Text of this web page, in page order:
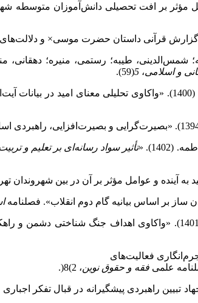
طیبه؛ رستمی، منیره؛ دهقانی، منیره.
و اسلامی، 5
(59).
« تأثیر سواد رسانه‌ای بر تعلیم و
علمی فقه و حقوق نوین، 2)8(.